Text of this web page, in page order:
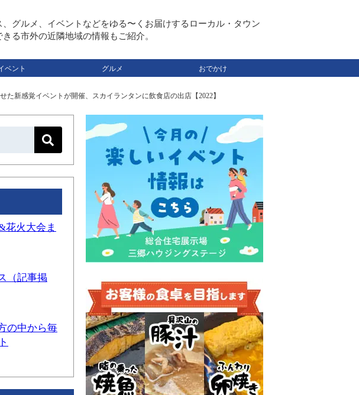
グルメ、イベントなどをゆる〜くお届けするローカル・タウン
る市外の近隣地域の情報もご紹介。
ベント グルメ おでかけ
新感覚イベントが開催、スカイランタンに飲食店の出店【2022】
花火大会ま
（記事掲
の中から毎